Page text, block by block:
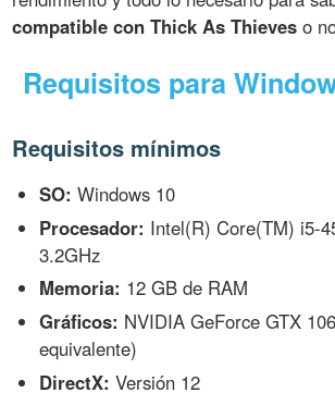
compatible con Thick As Thieves o
Requisitos para
Requisitos mínimos
SO: Windows 10
Procesador: Intel(R) Core(TM) i5-
3.2GHz
Memoria: 12 GB de RAM
Gráficos: NVIDIA GeForce GTX
equivalente)
DirectX: Versión 12